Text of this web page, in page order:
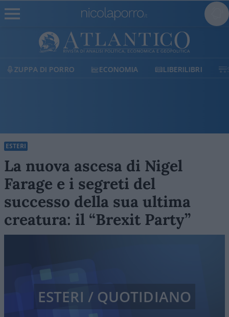
ECONOMIA LIBERILIBRI SHOP SOSTIENICI
ESTERI
La nuova ascesa di Nigel
Farage e i segreti del
successo della sua ultima
creatura: il “Brexit Party”
ESTERI / QUOTIDIANO